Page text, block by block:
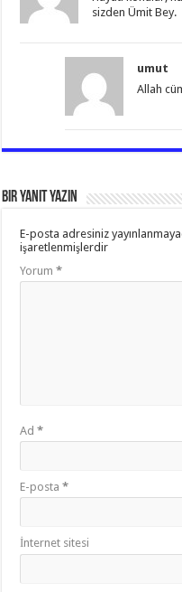
sizden Ümit Bey.
umut
Allah
Bir yanıt yazın
E-posta adresiniz
işaretlenmişlerdir
Yorum*
Ad*
E-posta*
İnternet sitesi